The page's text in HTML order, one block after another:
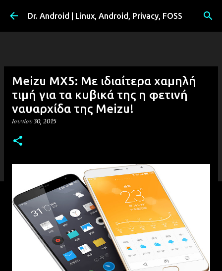
Μετάβαση στο κύριο περιεχόμενο
Dr. Android | Linux, Android, Privacy, FOSS
Meizu MX5: Με ιδιαίτερα χαμηλή
τιμή για τα κυβικά της η φετινή
ναυαρχίδα της Meizu!
Ιουνίου 30, 2015